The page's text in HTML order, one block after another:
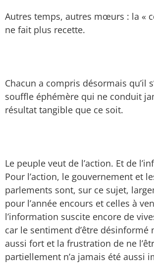
Autres temps, autres mœurs : la «
ne fait plus recette.
Chacun a compris désormais qu’il
souffle éphémère qui ne conduit
résultat tangible que ce soit.
Le peuple veut de l’action. Et de
Pour l’action, le gouvernement et
parlements sont, sur ce sujet,
pour l’année encours et celles à
l’information suscite encore de
car le sentiment d’être désinformé
aussi fort et la frustration de ne
partiellement n’a jamais été aussi